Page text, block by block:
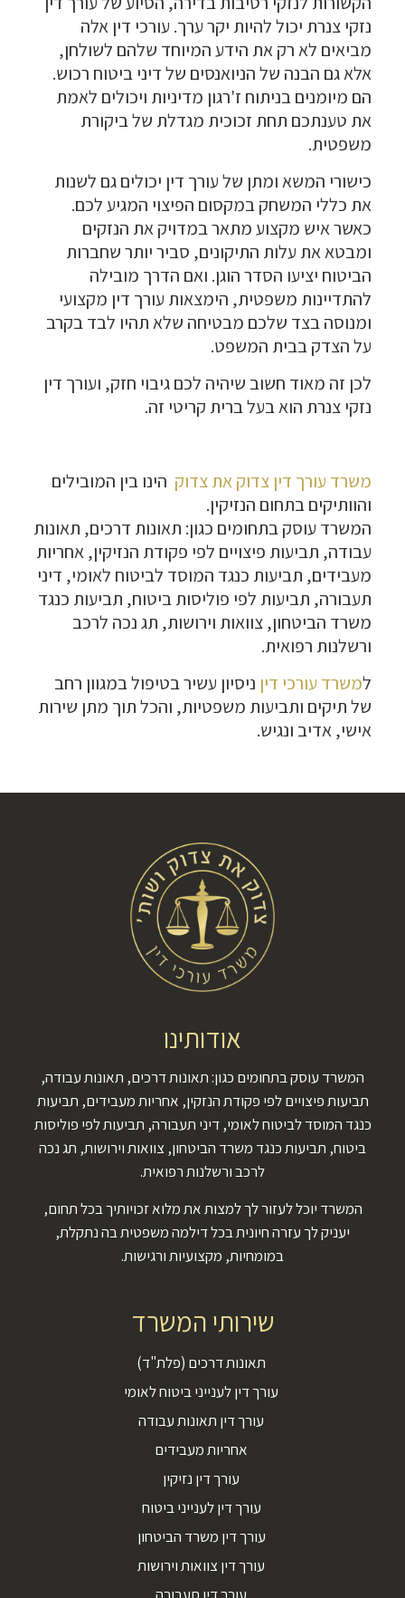
נזקי צנרת יכול להיות יקר ערך. עורכי דין אלה
מביאים לא רק את הידע המיוחד שלהם לשולחן,
אלא גם הבנה של הניואנסים של דיני ביטוח רכוש.
הם מיומנים בניתוח ז'רגון מדיניות ויכולים לאמת
את טענתכם תחת זכוכית מגדלת של ביקורת
משפטית.
כישורי המשא ומתן של עורך דין יכולים גם לשנות
את כללי המשחק במקסום הפיצוי המגיע לכם.
כאשר איש מקצוע מתאר במדויק את הנזקים
ומבטא את עלות התיקונים, סביר יותר שחברות
הביטוח יציעו הסדר הוגן. ואם הדרך מובילה
להתדיינות משפטית, הימצאות עורך דין מקצועי
ומנוסה בצד שלכם מבטיחה שלא תהיו לבד בקרב
על הצדק בבית המשפט.
לכן זה מאוד חשוב שיהיה לכם גיבוי חזק, ועורך דין
נזקי צנרת הוא בעל ברית קריטי זה.
משרד עורך דין צדוק את צדוק הינו בין המובילים
והוותיקים בתחום הנזיקין.
המשרד עוסק בתחומים כגון: תאונות דרכים, תאונות
עבודה, תביעות פיצויים לפי פקודת הנזיקין, אחריות
מעבידים, תביעות כנגד המוסד לביטוח לאומי, דיני
תעבורה, תביעות לפי פוליסות ביטוח, תביעות כנגד
משרד הביטחון, צוואות וירושות, תג נכה לרכב
ורשלנות רפואית.
למשרד עורכי דין ניסיון עשיר בטיפול במגוון רחב
של תיקים ותביעות משפטיות, והכל תוך מתן שירות
אישי, אדיב ונגיש.
אודותינו
המשרד עוסק בתחומים כגון: תאונות דרכים, תאונות עבודה,
תביעות פיצויים לפי פקודת הנזקין, אחריות מעבידים, תביעות
כנגד המוסד לביטוח לאומי, דיני תעבורה, תביעות לפי פוליסות
ביטוח, תביעות כנגד משרד הביטחון, צוואות וירושות, תג נכה
לרכב ורשלנות רפואית.
המשרד יוכל לעזור לך למצות את מלוא זכויותיך בכל תחום,
יעניק לך עזרה חיונית בכל דילמה משפטית בה נתקלת,
במומחיות, מקצועיות ורגישות.
שירותי המשרד
תאונות דרכים (פלת"ד)
עורך דין לענייני ביטוח לאומי
עורך דין תאונות עבודה
אחריות מעבידים
עורך דין נזיקין
עורך דין לענייני ביטוח
עורך דין משרד הביטחון
עורך דין צוואות וירושות
עורך דין תעבורה